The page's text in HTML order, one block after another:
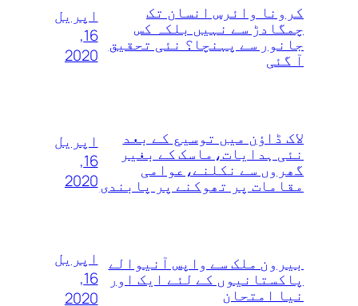
کرونا وائرس انسان تک
چمگادڑ سے نہیں بلکہ کس
جانور سے پہنچا؟ نئی تحقیق
آ گئی
اپریل
16,
2020
لاک ڈاؤن میں توسیع کے بعد
نئی ہدایات،ماسک کے بغیر
گھروں سے نکلنے،عوامی
مقامات پر تھوکنے پر پابندی
اپریل
16,
2020
بیرون ملک سے واپس آنیوالے
پاکستانیوں کے لئے ایک اور
نیا امتحان
اپریل
16,
2020